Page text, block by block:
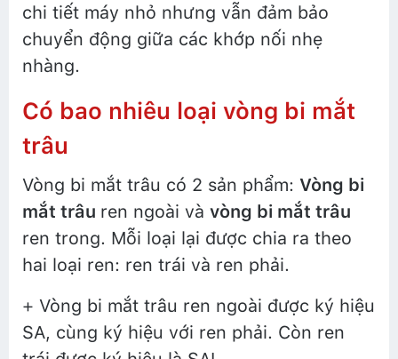
chi tiết máy nhỏ nhưng vẫn đảm bảo
chuyển động giữa các khớp nối nhẹ
nhàng.
Có bao nhiêu loại vòng bi mắt
trâu
Vòng bi mắt trâu có 2 sản phẩm: Vòng bi
mắt trâu ren ngoài và vòng bi mắt trâu
ren trong. Mỗi loại lại được chia ra theo
hai loại ren: ren trái và ren phải.
+ Vòng bi mắt trâu ren ngoài được ký hiệu
SA, cùng ký hiệu với ren phải. Còn ren